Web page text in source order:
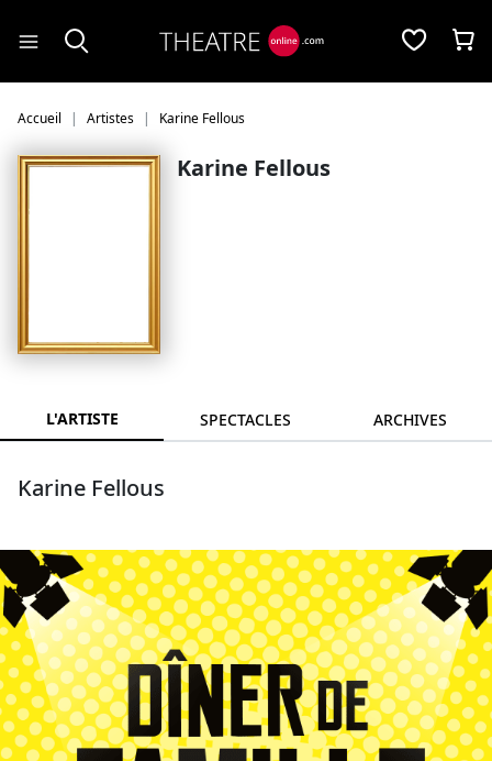
Accueil Artistes Karine Fellous
Karine Fellous
L'ARTISTE SPECTACLES ARCHIVES
Karine Fellous